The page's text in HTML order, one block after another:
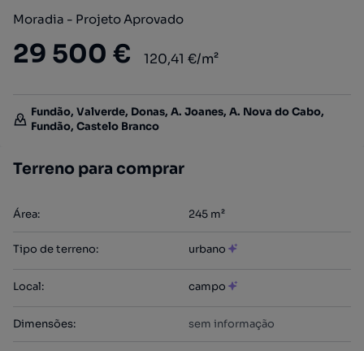
Moradia - Projeto Aprovado
29 500 € 120,41 €/m²
Fundão, Valverde, Donas, A. Joanes, A. Nova do Cabo,
Fundão, Castelo Branco
Terreno para comprar
Área: 245 m²
Tipo de terreno: urbano
Local: campo
Dimensões: sem informação